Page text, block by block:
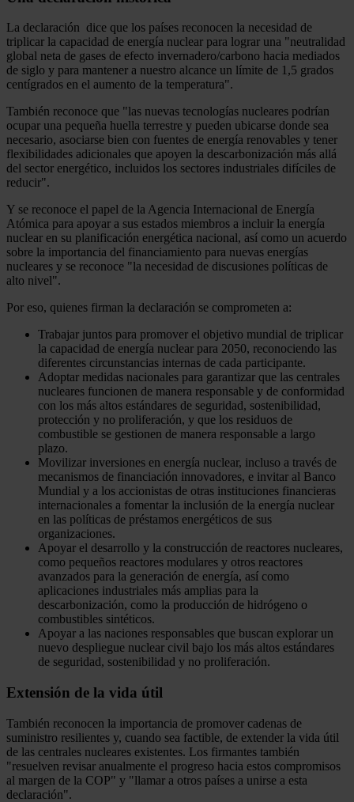
La declaración dice que los países reconocen la necesidad de
triplicar la capacidad de energía nuclear para lograr una "neutralidad
global neta de gases de efecto invernadero/carbono hacia mediados
de siglo y para mantener a nuestro alcance un límite de 1,5 grados
centígrados en el aumento de la temperatura".
También reconoce que "las nuevas tecnologías nucleares podrían
ocupar una pequeña huella terrestre y pueden ubicarse donde sea
necesario, asociarse bien con fuentes de energía renovables y tener
flexibilidades adicionales que apoyen la descarbonización más allá
del sector energético, incluidos los sectores industriales difíciles de
reducir".
Y se reconoce el papel de la Agencia Internacional de Energía
Atómica para apoyar a sus estados miembros a incluir la energía
nuclear en su planificación energética nacional, así como un acuerdo
sobre la importancia del financiamiento para nuevas energías
nucleares y se reconoce "la necesidad de discusiones políticas de
alto nivel".
Por eso, quienes firman la declaración se comprometen a:
Trabajar juntos para promover el objetivo mundial de triplicar
la capacidad de energía nuclear para 2050, reconociendo las
diferentes circunstancias internas de cada participante.
Adoptar medidas nacionales para garantizar que las centrales
nucleares funcionen de manera responsable y de conformidad
con los más altos estándares de seguridad, sostenibilidad,
protección y no proliferación, y que los residuos de
combustible se gestionen de manera responsable a largo
plazo.
Movilizar inversiones en energía nuclear, incluso a través de
mecanismos de financiación innovadores, e invitar al Banco
Mundial y a los accionistas de otras instituciones financieras
internacionales a fomentar la inclusión de la energía nuclear
en las políticas de préstamos energéticos de sus
organizaciones.
Apoyar el desarrollo y la construcción de reactores nucleares,
como pequeños reactores modulares y otros reactores
avanzados para la generación de energía, así como
aplicaciones industriales más amplias para la
descarbonización, como la producción de hidrógeno o
combustibles sintéticos.
Apoyar a las naciones responsables que buscan explorar un
nuevo despliegue nuclear civil bajo los más altos estándares
de seguridad, sostenibilidad y no proliferación.
Extensión de la vida útil
También reconocen la importancia de promover cadenas de
suministro resilientes y, cuando sea factible, de extender la vida útil
de las centrales nucleares existentes. Los firmantes también
"resuelven revisar anualmente el progreso hacia estos compromisos
al margen de la COP" y "llamar a otros países a unirse a esta
declaración".